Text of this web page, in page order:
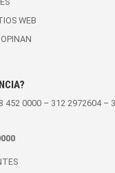
WEB
452 0000 – 312 2972604–